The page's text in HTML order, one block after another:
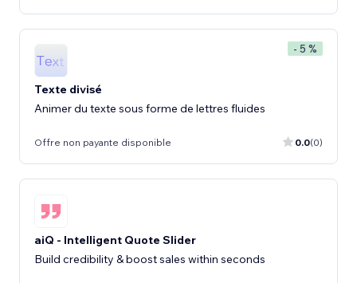
- 5 %
Texte divisé
Animer du texte sous forme de lettres fluides
Offre non payante disponible 0.0(0)
aiQ - Intelligent Quote Slider
Build credibility & boost sales within seconds